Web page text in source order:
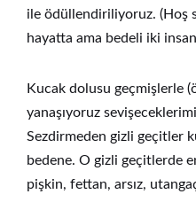
ile ödüllendiriliyoruz. (Hoş
hayatta ama bedeli iki
Kucak dolusu geçmişlerle
yanaşıyoruz
Sezdirmeden gizli geçitler
bedene. O gizli geçitlerde
pişkin, fettan, arsız,